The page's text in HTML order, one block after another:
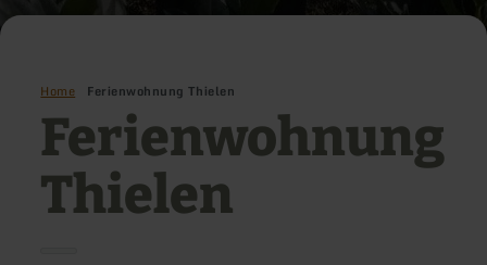
Home Ferienwohnung Thielen
Ferienwohnung
Thielen